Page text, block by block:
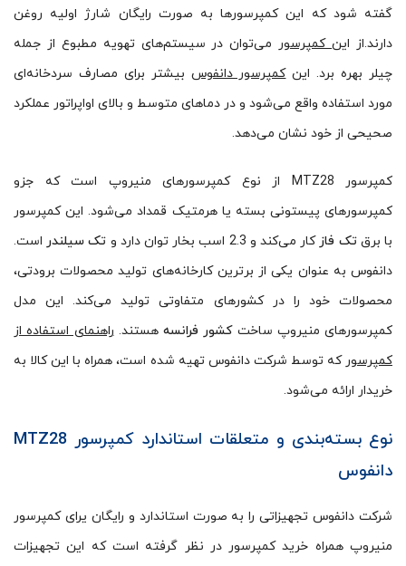
گفته شود که این کمپرسورها به صورت رایگان شارژ اولیه روغن
دارند.از اینکمپرسور می‌توان در سیستم‌های تهویه مطبوع از جمله
چیلر بهره برد. اینکمپرسور دانفوس بیشتر برای مصارف سردخانه‌ای
مورد استفاده واقع می‌شود و در دماهای متوسط و بالای اواپراتور عملکرد
صحیحی از خود نشان می‌دهد.
کمپرسور MTZ28 از نوع کمپرسورهای منیروپ است که جزو
کمپرسورهای پیستونی بسته یا هرمتیک قمداد می‌شود. این کمپرسور
با برقتک فاز کار می‌کند و 2.3 اسب بخار توان دارد و تک سیلندر است.
دانفوس به عنوان یکی از برترین کارخانه‌های تولید محصولات برودتی،
محصولات خود را در کشورهای متفاوتی تولید می‌کند. این مدل
کمپرسورهای منیروپ ساخت کشور فرانسه هستند. راهنمای استفاده از
کمپرسور که توسط شرکت دانفوس تهیه شده است، همراه با این کالا به
خریدار ارائه می‌شود.
نوع بسته‌بندی و متعلقات استاندارد کمپرسور MTZ28
دانفوس
شرکت دانفوس تجهیزاتی را به صورت استاندارد و رایگان یرای کمپرسور
منیروپ همراه خرید کمپرسور در نظر گرفته است که این تجهیزات